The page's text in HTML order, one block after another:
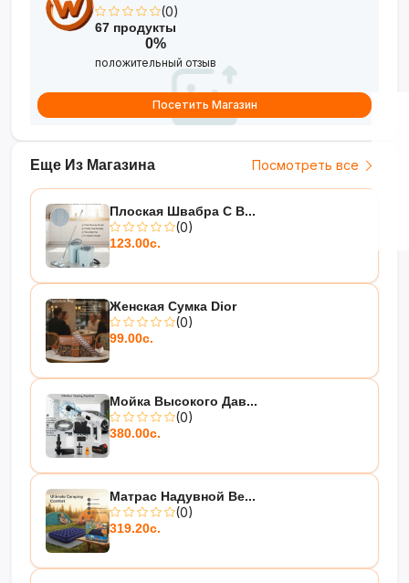
Еще Из Магазина Посмотреть все
Плоская Швабра С В...
(0)
123.00с.
Женская Сумка Dior
(0)
99.00с.
Мойка Высокого Дав...
(0)
380.00с.
Матрас Надувной Be...
(0)
319.20с.
(0)
67 продукты
0%
положительный отзыв
Посетить Магазин